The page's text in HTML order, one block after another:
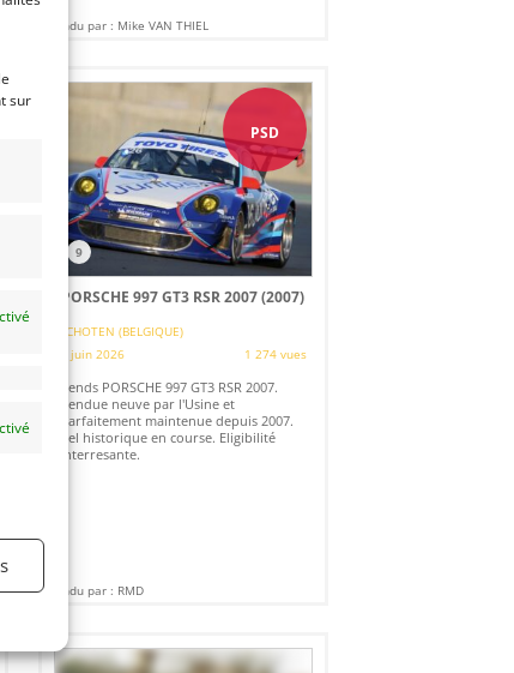
sur
Vendu par : Mike VAN THIEL
PSD
9
PORSCHE 997 GT3 RSR 2007 (2007)
SCHOTEN (BELGIQUE)
6 juin 2026
1 274 vues
Vends PORSCHE 997 GT3 RSR 2007.
Vendue neuve par l'Usine et
parfaitement maintenue depuis 2007.
Bel historique en course. Eligibilité
interresante.
Vendu par : RMD